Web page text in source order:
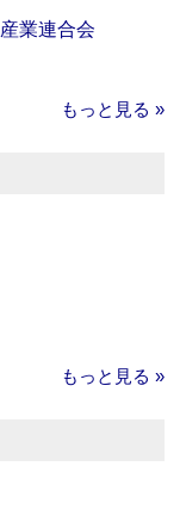
業連合会
もっと見る »
もっと見る »